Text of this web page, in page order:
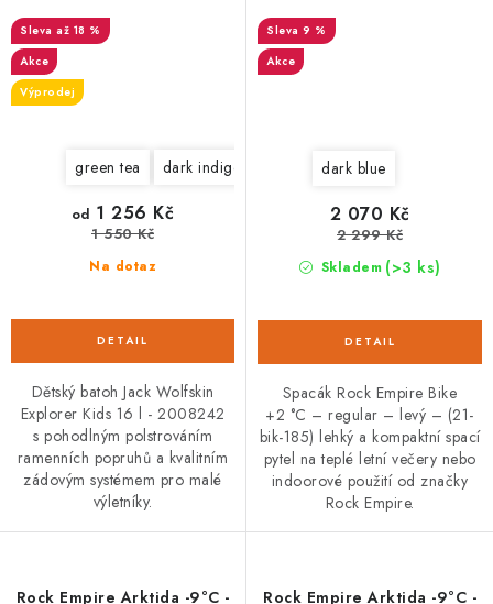
až 18 %
Akce
Výprodej
green tea dark indigo
Na dotaz
od 1 256 Kč
1 550 Kč
Dětský batoh Jack Wolfskin
Explorer Kids 16 l - 2008242
s pohodlným polstrováním
ramenních popruhů a kvalitním
zádovým systémem pro malé
výletníky.
9 %
Akce
dark blue
Skladem (>3 ks)
2 070 Kč
2 299 Kč
Spacák Rock Empire Bike
+2 °C – regular – levý – (21-
bik-185) lehký a kompaktní spací
pytel na teplé letní večery nebo
indoorové použití od značky
Rock Empire.
Rock Empire Arktida -9°C - Rock Empire Arktida -9°C -